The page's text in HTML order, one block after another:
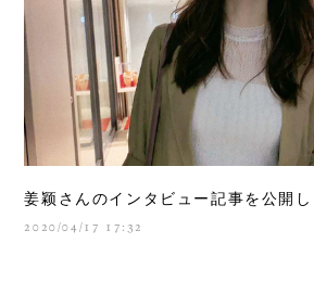
姜颖さんのインタビュー記事を公開し
2020/04/17 17:32